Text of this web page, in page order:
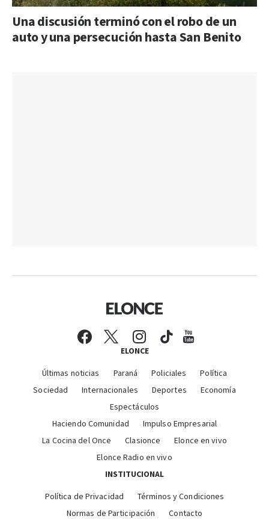
Una discusión terminó con el robo de un
auto y una persecución hasta San Benito
ELONCE
Últimas noticias Paraná Policiales
Política
Sociedad
Internacionales Deportes
Economía
Espectáculos
Haciendo Comunidad
Impulso Empresarial
La Cocina del Once
Clasionce
Elonce en vivo
Elonce Radio en vivo
INSTITUCIONAL
Política de Privacidad
Términos y Condiciones
Normas de Participación
Contacto